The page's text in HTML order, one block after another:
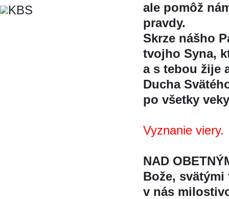
ale pomôž
pravdy.
Skrze nášho
tvojho Syna,
a s tebou žije
Ducha
po všetky
Vyznanie viery.
NAD
Bože,
v nás